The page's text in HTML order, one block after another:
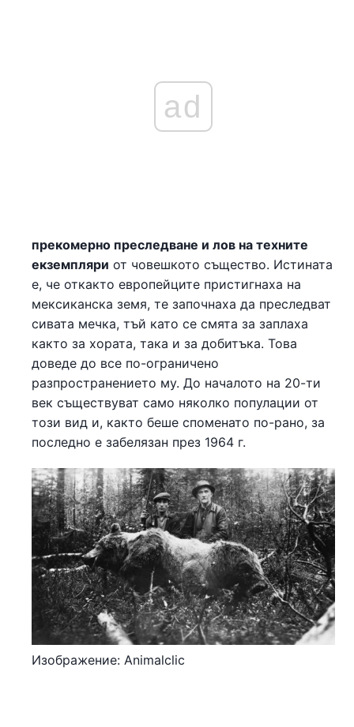
ad
прекомерно преследване и лов на техните
екземпляри от човешкото същество. Истината
е, че откакто европейците пристигнаха на
мексиканска земя, те започнаха да преследват
сивата мечка, тъй като се смята за заплаха
както за хората, така и за добитъка. Това
доведе до все по-ограничено
разпространението му. До началото на 20-ти
век съществуват само няколко популации от
този вид и, както беше споменато по-рано, за
последно е забелязан през 1964 г.
Изображение: Animalclic